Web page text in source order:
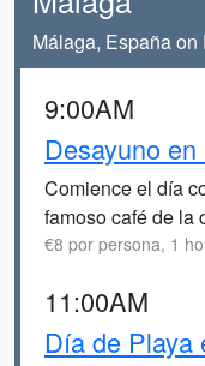
Málaga, España
9:00AM
Desayuno
Comience el día
famoso café de la
€8 por persona, 1
11:00AM
Día de Playa